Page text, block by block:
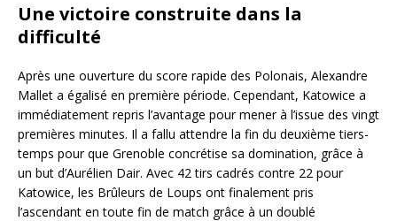
Une victoire construite dans la
difficulté
Après une ouverture du score rapide des Polonais, Alexandre
Mallet a égalisé en première période. Cependant, Katowice a
immédiatement repris l’avantage pour mener à l’issue des vingt
premières minutes. Il a fallu attendre la fin du deuxième tiers-
temps pour que Grenoble concrétise sa domination, grâce à
un but d’Aurélien Dair. Avec 42 tirs cadrés contre 22 pour
Katowice, les Brûleurs de Loups ont finalement pris
l’ascendant en toute fin de match grâce à un doublé